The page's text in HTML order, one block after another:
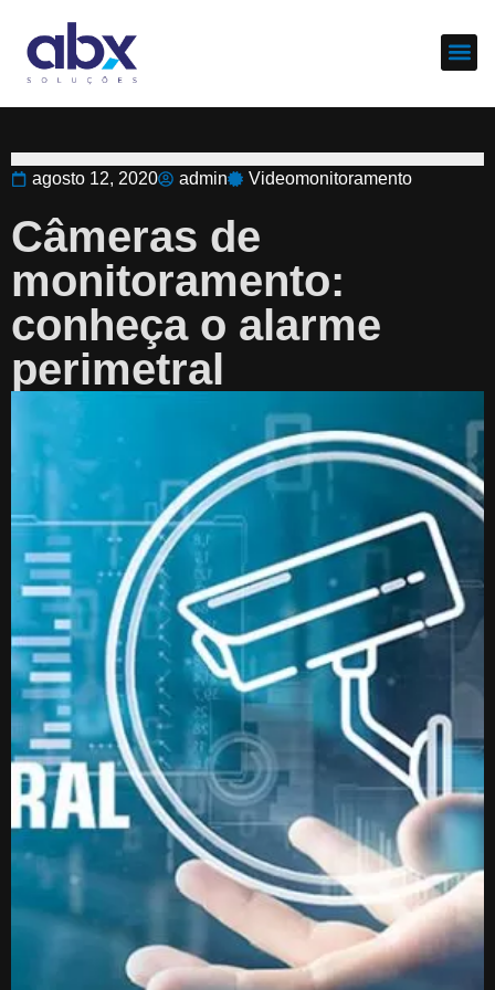
agosto 12, 2020 admin Videomonitoramento
Câmeras de
monitoramento:
conheça o alarme
perimetral